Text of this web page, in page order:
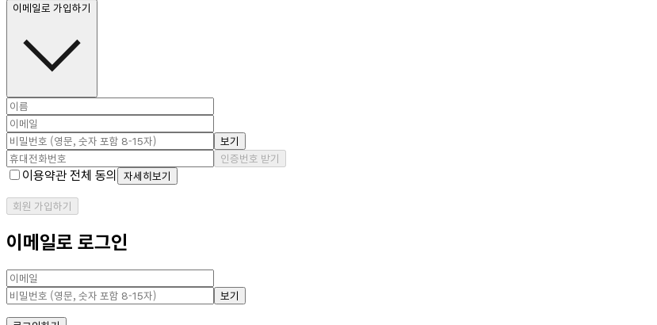
이메일로 가입하기
보기
인증번호 받기
이용약관 전체 동의 자세히보기
회원 가입하기
이메일로 로그인
보기